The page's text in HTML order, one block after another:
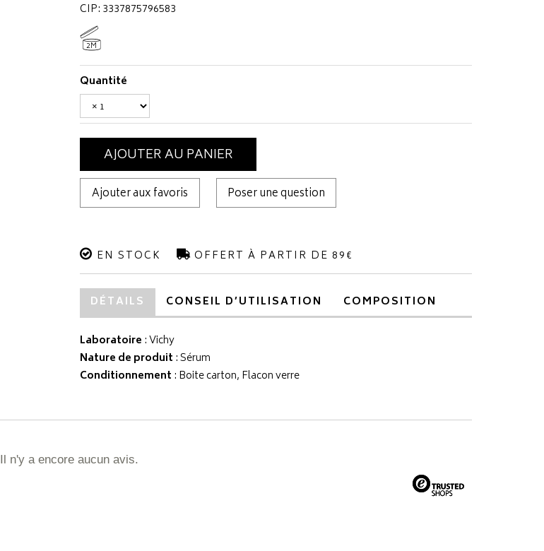
CIP: 3337875796583
2M
Quantité
AJOUTER AU PANIER
Ajouter aux favoris Poser une question
EN STOCK OFFERT À PARTIR DE 89€
DÉTAILS CONSEIL D’UTILISATION COMPOSITION
Laboratoire :Vichy
Nature de produit : Sérum
Conditionnement : Boite carton, Flacon verre
Il n'y a encore aucun avis.